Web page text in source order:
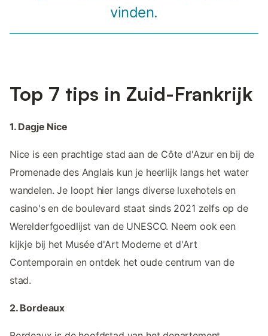
vinden.
Top 7 tips in Zuid-Frankrijk
1. Dagje Nice
Nice is een prachtige stad aan de Côte d'Azur en bij de
Promenade des Anglais kun je heerlijk langs het water
wandelen. Je loopt hier langs diverse luxehotels en
casino's en de boulevard staat sinds 2021 zelfs op de
Werelderfgoedlijst van de UNESCO. Neem ook een
kijkje bij het Musée d'Art Moderne et d'Art
Contemporain en ontdek het oude centrum van de
stad.
2. Bordeaux